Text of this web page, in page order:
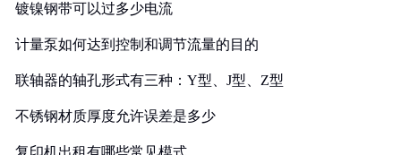
镀镍钢带可以过多少电流
计量泵如何达到控制和调节流量的目的
联轴器的轴孔形式有三种：Y型、J型、Z型
不锈钢材质厚度允许误差是多少
复印机出租有哪些常见模式